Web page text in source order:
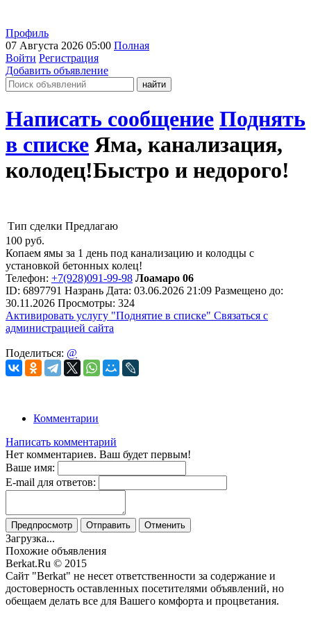
Профиль
07 Августа 2026 05:00 Полная
Войти Регистрация
Добавить объявление
Написать сообщение Поднять
в списке Яма, канализация,
колодец!Быстро и недорого!
Тип сделки Предлагаю
100 руб.
Копаем ямы за 1 день под канализацию и колодцы с
установкой бетонных колец!
Телефон: +7(928)091-99-98 Лоамаро 06
ID: 6897791 Назрань Дата: 03.06.2026 21:09 Размещено до:
30.11.2026 Просмотры: 324
Активировать услугу "Поднятие в списке" Связаться с
администрацией сайта
Поделиться: @
Комментарии
Написать комментарий
Нет комментариев. Ваш будет первым!
Ваше имя:
E-mail для ответов:
Предпросмотр Отправить Отменить
Загрузка...
Похожие объявления
Berkat.Ru © 2015
Сайт "Berkat" не несет ответственности за содержание и
достоверность оставленных посетителями объявлений, но
обещаем делать все для Вашего комфорта и процветания.